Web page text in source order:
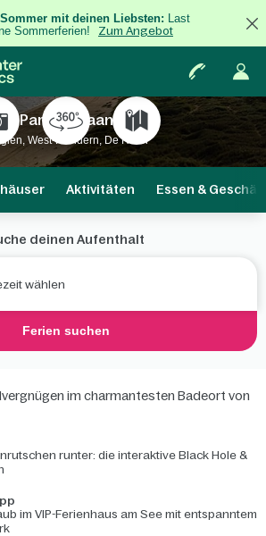
mit deinen Liebsten: Last
Sommerferien!
Zum Angebot
Park De Haan
West-Flandern, De Haan
Aktivitäten Essen &
deinen Aufenthalt
wählen
Ferien suchen
im charmantesten Badeort von
runter: die interaktive Black Hole &
im VIP-Ferienhaus am See mit entspanntem